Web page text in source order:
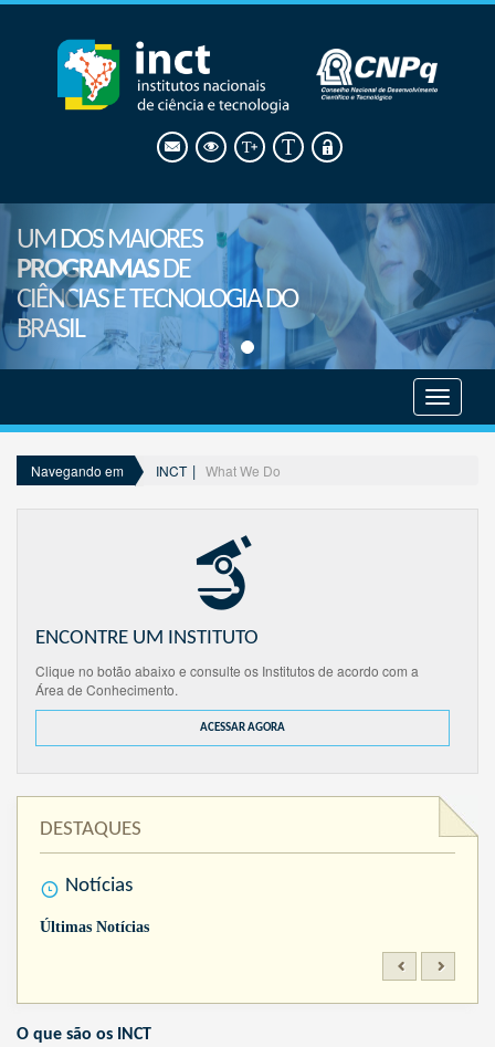
UM DOS MAIORES
PROGRAMASDE
CIÊNCIAS E TECNOLOGIA DO
BRASIL
menu
Navegando em INCT What We Do
ENCONTRE UM INSTITUTO
Clique no botão abaixo e consulte os Institutos de acordo com a
Área de Conhecimento.
ACESSAR AGORA
DESTAQUES
Notícias
Últimas Notícias
O que são os INCT